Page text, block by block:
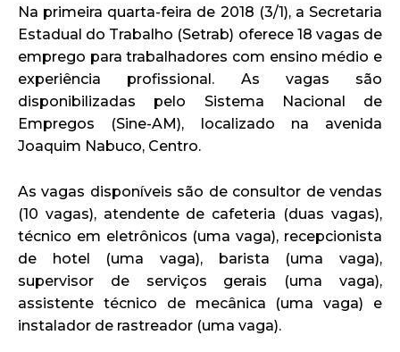
Na primeira quarta-feira de 2018 (3/1), a Secretaria
Estadual do Trabalho (Setrab) oferece 18 vagas de
emprego para trabalhadores com ensino médio e
experiência profissional. As vagas são
disponibilizadas pelo Sistema Nacional de
Empregos (Sine-AM), localizado na avenida
Joaquim Nabuco, Centro.
As vagas disponíveis são de consultor de vendas
(10 vagas), atendente de cafeteria (duas vagas),
técnico em eletrônicos (uma vaga), recepcionista
de hotel (uma vaga), barista (uma vaga),
supervisor de serviços gerais (uma vaga),
assistente técnico de mecânica (uma vaga) e
instalador de rastreador (uma vaga).